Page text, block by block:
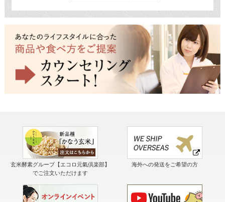
玄米酵素グループ【エコロ元氣倶楽部】
でご注文いただけます
海外への発送をご希望の方